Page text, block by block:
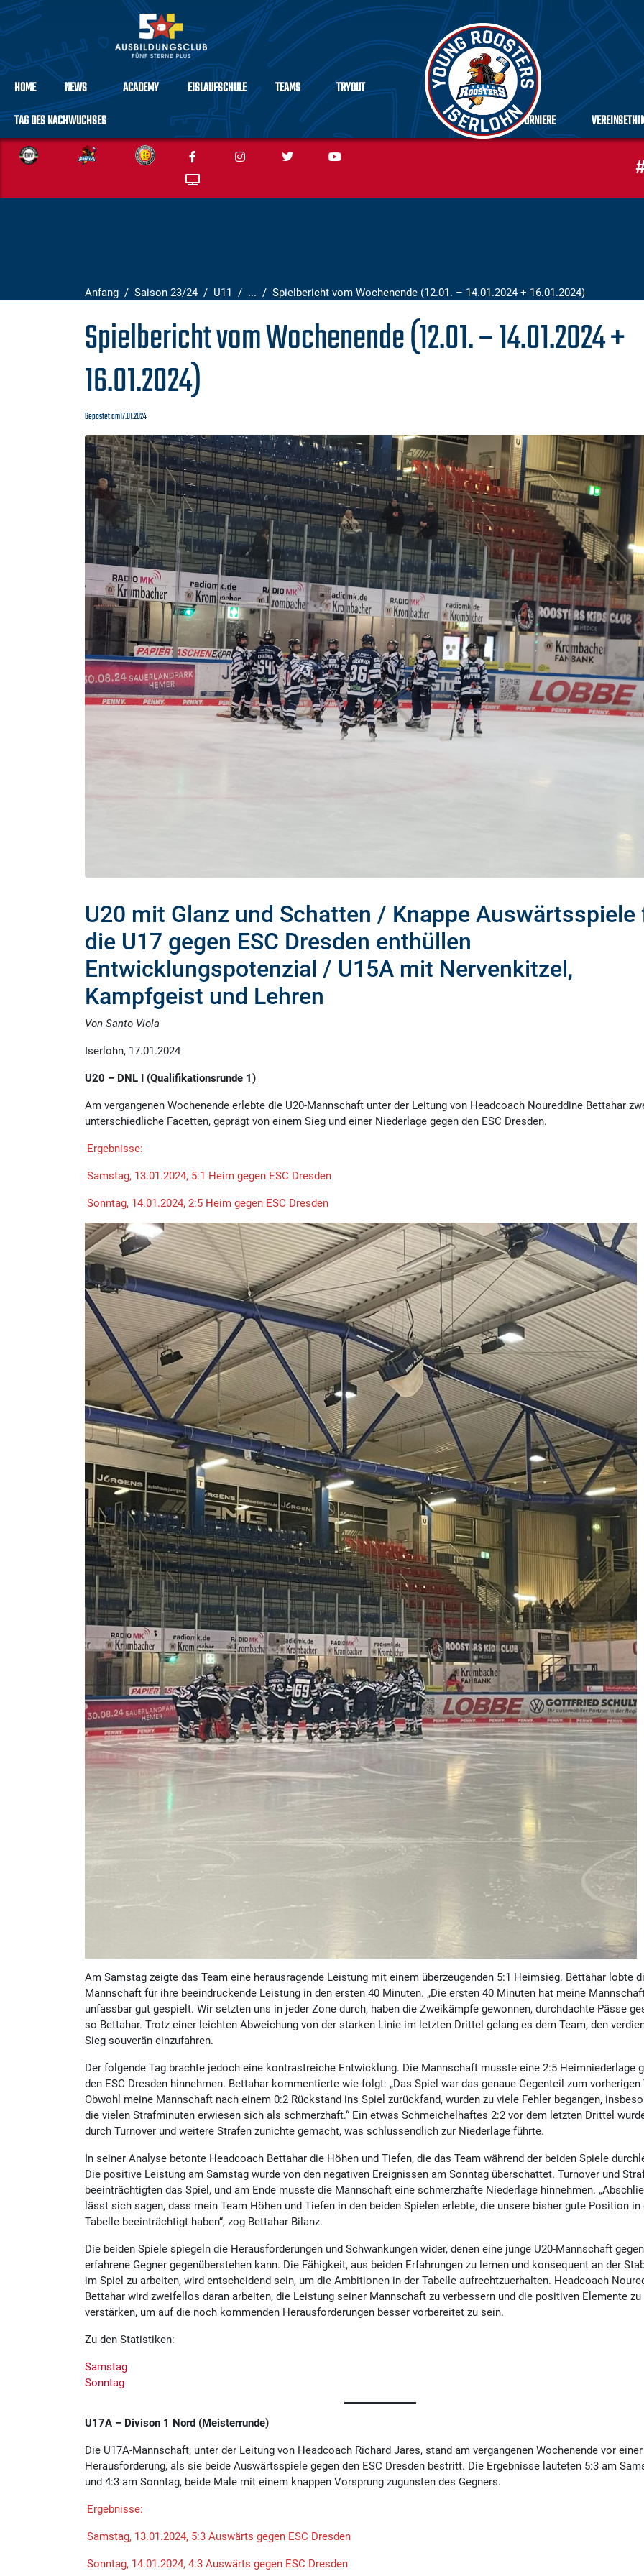
HOME NEWS ACADEMY EISLAUFSCHULE TEAMS
TRYOUT
TAG DES NACHWUCHSES
TURNIERE
Anfang Saison 23/24 U11 ... Spielbericht vom Wochenende (12.01. – 14.01.2024 + 16.01.2024)
Spielbericht vom Wochenende (12.01. – 14.01.2024 +
16.01.2024)
Gepostet am17.01.2024
U20 mit Glanz und Schatten / Knappe Auswärtsspiele
die U17 gegen ESC Dresden enthüllen
Entwicklungspotenzial / U15A mit Nervenkitzel,
Kampfgeist und Lehren
Von Santo Viola
Iserlohn, 17.01.2024
U20 – DNL I (Qualifikationsrunde 1)
Am vergangenen Wochenende erlebte die U20-Mannschaft unter der Leitung von Headcoach Noureddine Bettahar
unterschiedliche Facetten, geprägt von einem Sieg und einer Niederlage gegen den ESC Dresden.
Ergebnisse:
Samstag, 13.01.2024, 5:1 Heim gegen ESC Dresden
Sonntag, 14.01.2024, 2:5 Heim gegen ESC Dresden
Am Samstag zeigte das Team eine herausragende Leistung mit einem überzeugenden 5:1 Heimsieg. Bettahar lobte
Mannschaft für ihre beeindruckende Leistung in den ersten 40 Minuten. „Die ersten 40 Minuten hat meine
unfassbar gut gespielt. Wir setzten uns in jeder Zone durch, haben die Zweikämpfe gewonnen, durchdachte Pässe
so Bettahar. Trotz einer leichten Abweichung von der starken Linie im letzten Drittel gelang es dem Team, den
Sieg souverän einzufahren.
Der folgende Tag brachte jedoch eine kontrastreiche Entwicklung. Die Mannschaft musste eine 2:5 Heimniederlage
den ESC Dresden hinnehmen. Bettahar kommentierte wie folgt: „Das Spiel war das genaue Gegenteil zum vorherigen
Obwohl meine Mannschaft nach einem 0:2 Rückstand ins Spiel zurückfand, wurden zu viele Fehler begangen,
die vielen Strafminuten erwiesen sich als schmerzhaft.“ Ein etwas Schmeichelhaftes 2:2 vor dem letzten Drittel
durch Turnover und weitere Strafen zunichte gemacht, was schlussendlich zur Niederlage führte.
In seiner Analyse betonte Headcoach Bettahar die Höhen und Tiefen, die das Team während der beiden Spiele
Die positive Leistung am Samstag wurde von den negativen Ereignissen am Sonntag überschattet. Turnover und
beeinträchtigten das Spiel, und am Ende musste die Mannschaft eine schmerzhafte Niederlage hinnehmen.
lässt sich sagen, dass mein Team Höhen und Tiefen in den beiden Spielen erlebte, die unsere bisher gute Position in
Tabelle beeinträchtigt haben“, zog Bettahar Bilanz.
Die beiden Spiele spiegeln die Herausforderungen und Schwankungen wider, denen eine junge U20-Mannschaft gegen
erfahrene Gegner gegenüberstehen kann. Die Fähigkeit, aus beiden Erfahrungen zu lernen und konsequent an der
im Spiel zu arbeiten, wird entscheidend sein, um die Ambitionen in der Tabelle aufrechtzuerhalten. Headcoach
Bettahar wird zweifellos daran arbeiten, die Leistung seiner Mannschaft zu verbessern und die positiven Elemente zu
verstärken, um auf die noch kommenden Herausforderungen besser vorbereitet zu sein.
Zu den Statistiken:
Samstag
Sonntag
U17A – Divison 1 Nord (Meisterrunde)
Die U17A-Mannschaft, unter der Leitung von Headcoach Richard Jares, stand am vergangenen Wochenende vor einer
Herausforderung, als sie beide Auswärtsspiele gegen den ESC Dresden bestritt. Die Ergebnisse lauteten 5:3 am
und 4:3 am Sonntag, beide Male mit einem knappen Vorsprung zugunsten des Gegners.
Ergebnisse:
Samstag, 13.01.2024, 5:3 Auswärts gegen ESC Dresden
Sonntag, 14.01.2024, 4:3 Auswärts gegen ESC Dresden